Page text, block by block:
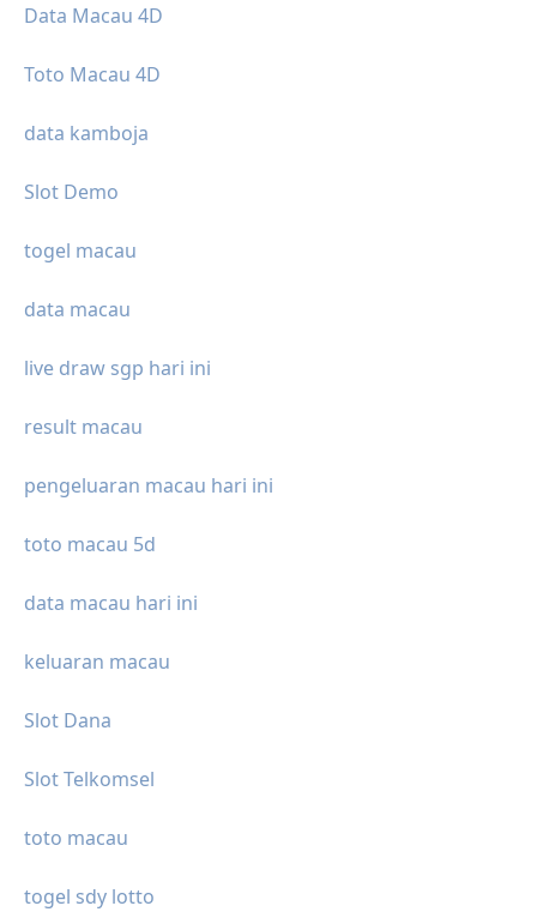
Data Macau 4D
Toto Macau 4D
data kamboja
Slot Demo
togel macau
data macau
live draw sgp hari ini
result macau
pengeluaran macau hari ini
toto macau 5d
data macau hari ini
keluaran macau
Slot Dana
Slot Telkomsel
toto macau
togel sdy lotto